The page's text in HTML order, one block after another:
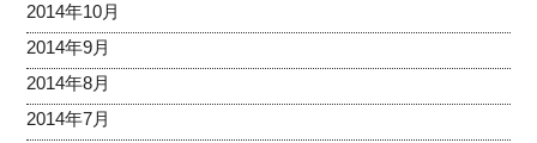
2014年10月
2014年9月
2014年8月
2014年7月